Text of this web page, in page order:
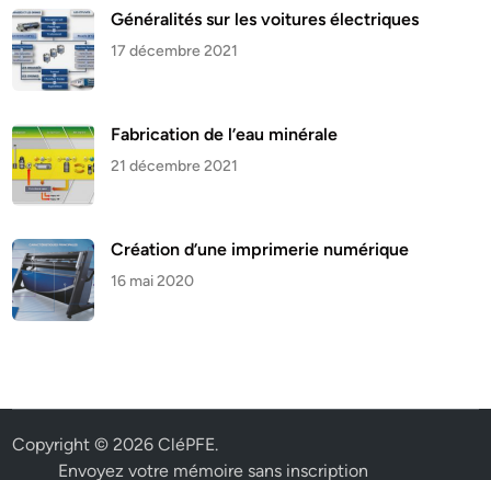
Généralités sur les voitures électriques
17 décembre 2021
Fabrication de l’eau minérale
21 décembre 2021
Création d’une imprimerie numérique
16 mai 2020
Copyright © 2026CléPFE.
Envoyez votre mémoire sans inscription